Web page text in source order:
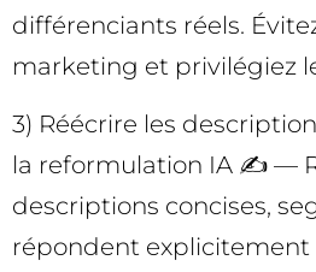
différenciants réels.
marketing et privilégiez
3) Réécrire les
la reformulation IA ✍️ —
descriptions concises,
répondent explicitement